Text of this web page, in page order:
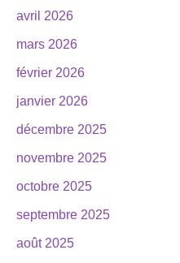
avril 2026
mars 2026
février 2026
janvier 2026
décembre 2025
novembre 2025
octobre 2025
septembre 2025
août 2025